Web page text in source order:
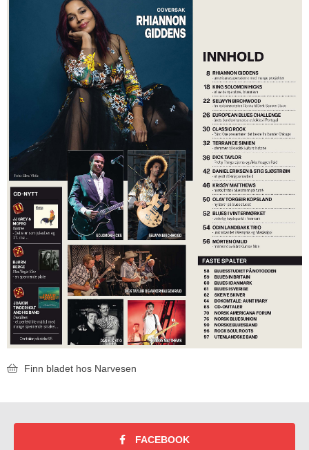
Finn bladet hos Narvesen
FACEBOOK